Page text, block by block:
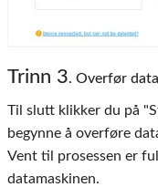
Trinn 3. Overfør
Til slutt klikker du på
begynne å overføre
Vent til prosessen er
datamaskinen.